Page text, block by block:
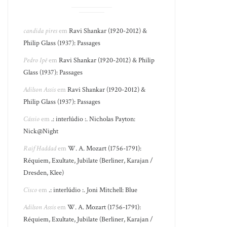
candida piresemRavi Shankar (1920-2012) &
Philip Glass (1937): Passages
Pedro IpêemRavi Shankar (1920-2012) & Philip
Glass (1937): Passages
Adilson AssisemRavi Shankar (1920-2012) &
Philip Glass (1937): Passages
Cássioem .: interlúdio :. Nicholas Payton:
Nick@Night
Raif HaddademW. A. Mozart (1756-1791):
Réquiem, Exultate, Jubilate (Berliner, Karajan /
Dresden, Klee)
Ciscoem .: interlúdio :. Joni Mitchell: Blue
Adilson AssisemW. A. Mozart (1756-1791):
Réquiem, Exultate, Jubilate (Berliner, Karajan /